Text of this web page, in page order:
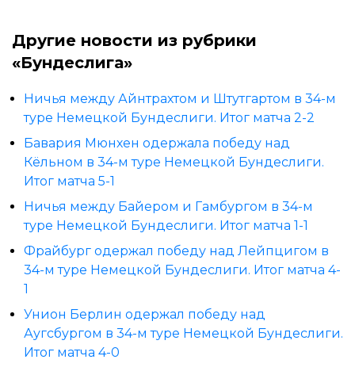
Другие новости из рубрики
«Бундеслига»
Ничья между Айнтрахтом и Штутгартом в 34-м
туре Немецкой Бундеслиги. Итог матча 2-2
Бавария Мюнхен одержала победу над
Кёльном в 34-м туре Немецкой Бундеслиги.
Итог матча 5-1
Ничья между Байером и Гамбургом в 34-м
туре Немецкой Бундеслиги. Итог матча 1-1
Фрайбург одержал победу над Лейпцигом в
34-м туре Немецкой Бундеслиги. Итог матча 4-
1
Унион Берлин одержал победу над
Аугсбургом в 34-м туре Немецкой Бундеслиги.
Итог матча 4-0